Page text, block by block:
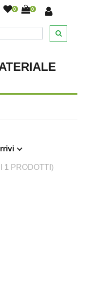
0 0
/
1 PRODOTTI)